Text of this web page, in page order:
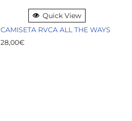
Quick View
CAMISETA RVCA ALL THE WAYS
28,00€